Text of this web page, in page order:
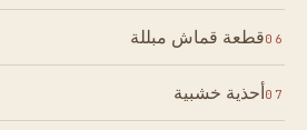
06قطعة قماش مبللة
07أحذية خشبية